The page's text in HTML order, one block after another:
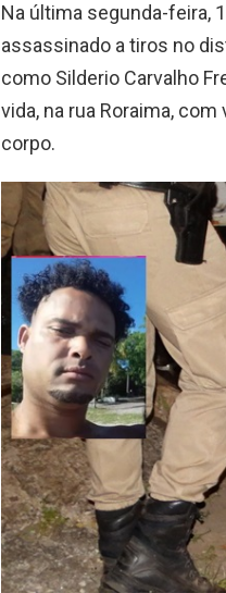
Na última segunda-feira,
assassinado a tiros no
como Silderio Carvalho
vida, na rua Roraima,
corpo.